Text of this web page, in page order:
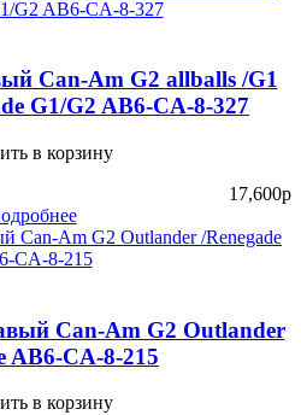
Can-Am G2 allballs /G1
G1/G2 AB6-CA-8-327
в корзину
17,600p
Can-Am G2 Outlander
AB6-CA-8-215
в корзину